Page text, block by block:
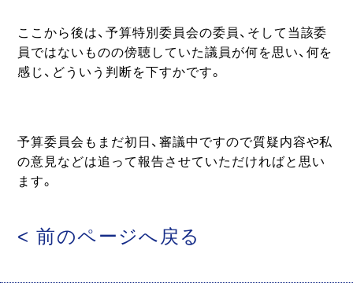
ここから後は、予算特別委員会の委員、そして当該委
員ではないものの傍聴していた議員が何を思い、何を
感じ、どういう判断を下すかです。
予算委員会もまだ初日、審議中ですので質疑内容や私
の意見などは追って報告させていただければと思い
ます。
< 前のページへ戻る